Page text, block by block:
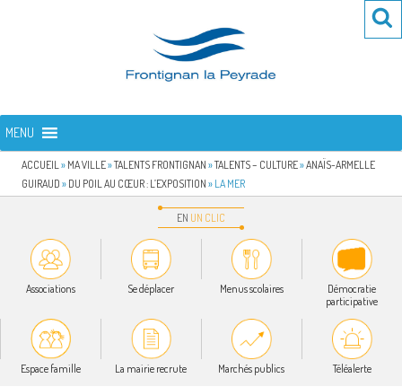
FRONTIGNAN LA PEYRADE
MENU
ACCUEIL » MA VILLE»TALENTS FRONTIGNAN »TALENTS – CULTURE»ANAÏS-ARMELLE
GUIRAUD » DU POIL AU CŒUR : L’EXPOSITION » LA MER
EN UN CLIC
Associations Se déplacer Menus scolaires
Démocratie
participative
Espace famille La mairie recrute Marchés publics Téléalerte